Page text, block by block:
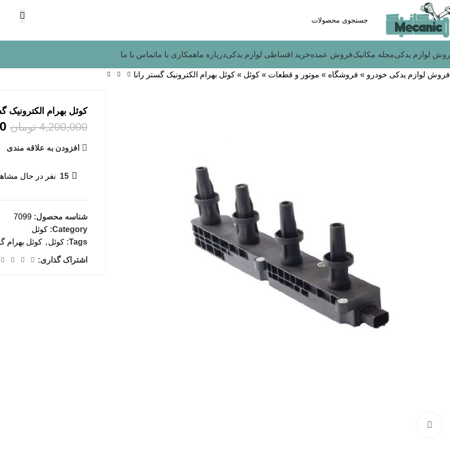
لوازم یدکیمجله مکانیکفروش عمدهخرید اقساطی لوازم یدکیدرباره ماهمکاری با ماتماس با ما
فروش لوازم یدکی خودرو » فروشگاه » موتور و قطعات » کوئل » کوئل بهرام الکترونیک گستر رانا
کوئل بهرام الکترونیک
4,200,000 تومان
افزودن به علاقه مندی
15 نفر در حال
شناسه محصول: 7099
Category: کوئل
Tags: کوئل , کوئل بهرام
اشتراک گذاری: